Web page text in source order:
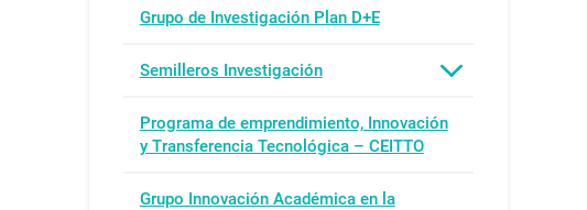
Grupo de Investigación Plan D+E
Semilleros Investigación
Programa de emprendimiento, Innovación
y Transferencia Tecnológica – CEITTO
Grupo Innovación Académica en la